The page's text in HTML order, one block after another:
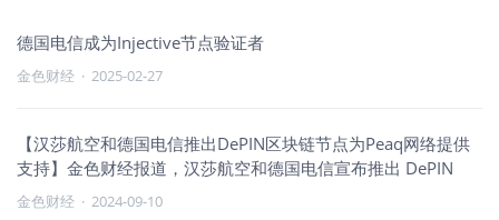
德国电信成为Injective节点验证者
金色财经 · 2025-02-27
【汉莎航空和德国电信推出DePIN区块链节点为Peaq网络提供
支持】金色财经报道，汉莎航空和德国电信宣布推出 DePIN
金色财经 · 2024-09-10